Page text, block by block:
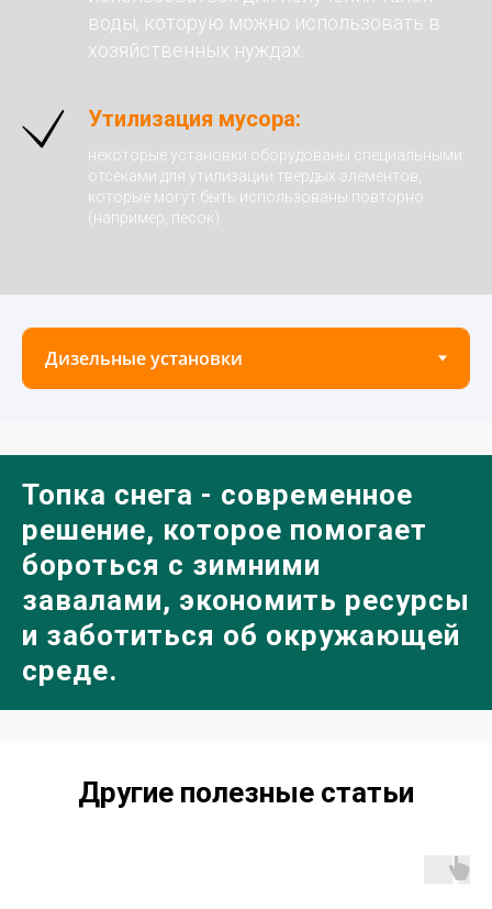
воды, которую можно использовать в
хозяйственных нуждах.
Утилизация мусора:
некоторые установки оборудованы специальными
отсеками для утилизации твердых элементов,
которые могут быть использованы повторно
(например, песок).
Топка снега - современное
решение, которое помогает
бороться с зимними
завалами, экономить ресурсы
и заботиться об окружающей
среде.
Другие полезные статьи